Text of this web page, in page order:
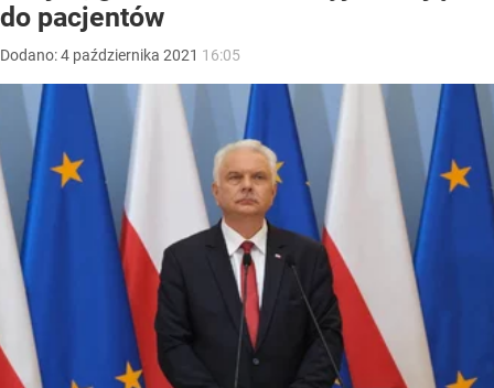
do pacjentów
Dodano:4 października 2021 16:05